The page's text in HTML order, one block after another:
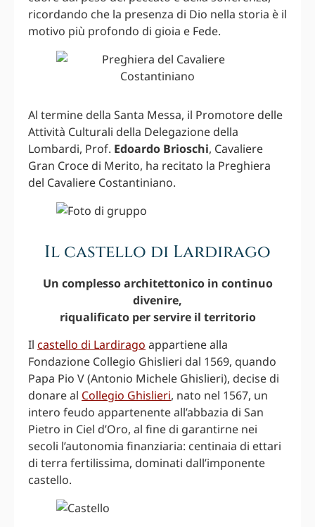
ricordando che la presenza di Dio nella storia è il
motivo più profondo di gioia e Fede.
Al termine della Santa Messa, il Promotore delle
Attività Culturali della Delegazione della
Lombardi, Prof. Edoardo Brioschi, Cavaliere
Gran Croce di Merito, ha recitato la Preghiera
del Cavaliere Costantiniano.
Il castello di Lardirago
Un complesso architettonico in continuo
divenire,
riqualificato per servire il territorio
Il castello di Lardirago appartiene alla
Fondazione Collegio Ghislieri dal 1569, quando
Papa Pio V (Antonio Michele Ghislieri), decise di
donare al Collegio Ghislieri, nato nel 1567, un
intero feudo appartenente all’abbazia di San
Pietro in Ciel d’Oro, al fine di garantirne nei
secoli l’autonomia finanziaria: centinaia di ettari
di terra fertilissima, dominati dall’imponente
castello.